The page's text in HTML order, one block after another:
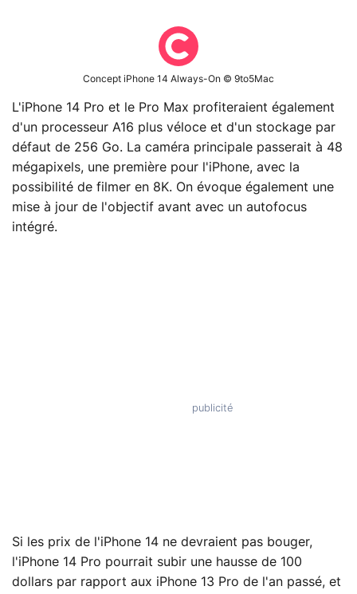
Concept iPhone 14 Always-On © 9to5Mac
L'iPhone 14 Pro et le Pro Max profiteraient également
d'un processeur A16 plus véloce et d'un stockage par
défaut de 256 Go. La caméra principale passerait à 48
mégapixels, une première pour l'iPhone, avec la
possibilité de filmer en 8K. On évoque également une
mise à jour de l'objectif avant avec un autofocus
intégré.
Si les prix de l'iPhone 14 ne devraient pas bouger,
l'iPhone 14 Pro pourrait subir une hausse de 100
dollars par rapport aux iPhone 13 Pro de l'an passé, et